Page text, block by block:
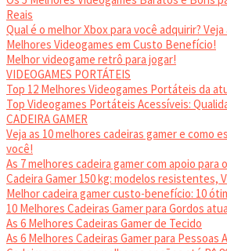
Reais
Qual é o melhor Xbox para você adquirir? Veja
Melhores Videogames em Custo Benefício!
Melhor videogame retrô para jogar!
VIDEOGAMES PORTÁTEIS
Top 12 Melhores Videogames Portáteis da
Top Videogames Portáteis Acessíveis:
CADEIRA GAMER
Veja as 10 melhores cadeiras gamer e como
você!
As 7 melhores cadeira gamer com apoio para
Cadeira Gamer 150 kg: modelos resistentes,
Melhor cadeira gamer custo-benefício: 10
10 Melhores Cadeiras Gamer para Gordos
As 6 Melhores Cadeiras Gamer de Tecido
As 6 Melhores Cadeiras Gamer para Pessoas